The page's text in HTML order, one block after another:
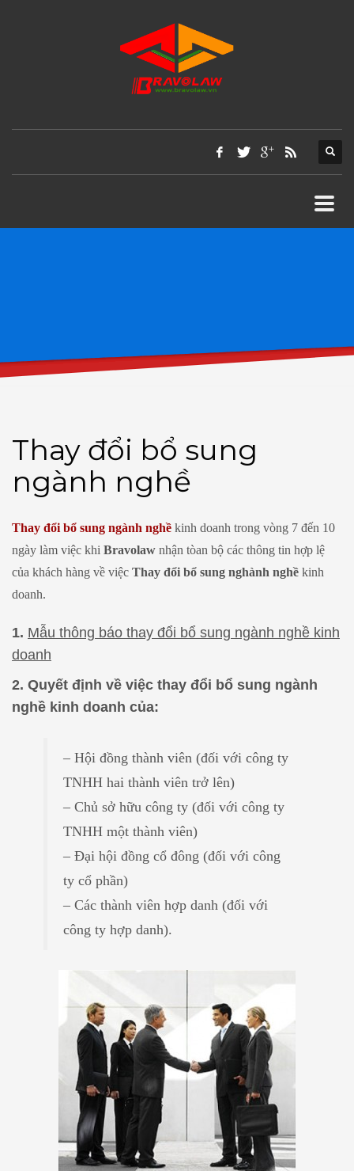
Thay đổi bổ sung
ngành nghề
Thay đổi bổ sung ngành nghề kinh doanh trong vòng 7 đến 10
ngày làm việc khi Bravolaw nhận tòan bộ các thông tin hợp lệ
của khách hàng về việc Thay đổi bổ sung nghành nghề kinh
doanh.
1. Mẫu thông báo thay đổi bổ sung ngành nghề kinh
doanh
2. Quyết định về việc thay đổi bổ sung ngành
nghề kinh doanh của:
– Hội đồng thành viên (đối với công ty
TNHH hai thành viên trở lên)
– Chủ sở hữu công ty (đối với công ty
TNHH một thành viên)
– Đại hội đồng cổ đông (đối với công
ty cổ phần)
– Các thành viên hợp danh (đối với
công ty hợp danh).